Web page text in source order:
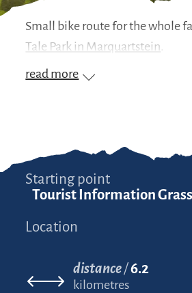
Small bike route for the whole
Tale Park in Marquartstein
read more
Starting point
Tourist Information
Location
distance 6.2
kilometres